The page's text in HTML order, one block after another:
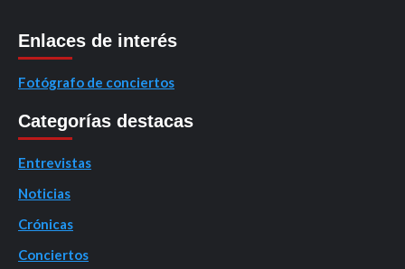
Enlaces de interés
Fotógrafo de conciertos
Categorías destacas
Entrevistas
Noticias
Crónicas
Conciertos